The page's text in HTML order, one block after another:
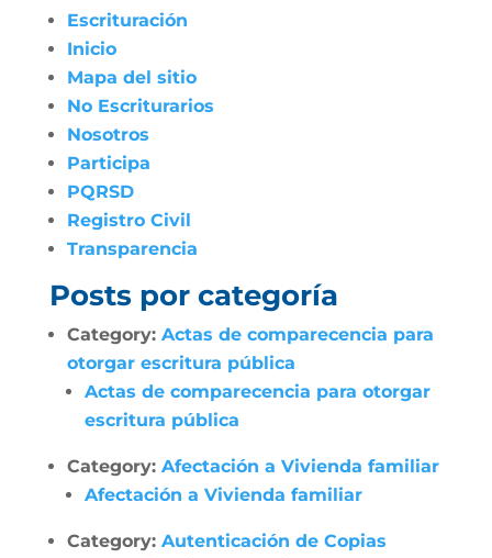
Escrituración
Inicio
Mapa del sitio
No Escriturarios
Nosotros
Participa
PQRSD
Registro Civil
Transparencia
Posts por categoría
Category: Actas de comparecencia para
otorgar escritura pública
Actas de comparecencia para otorgar
escritura pública
Category: Afectación a Vivienda familiar
Afectación a Vivienda familiar
Category: Autenticación de Copias